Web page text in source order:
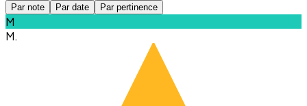
Par note Par date Par pertinence
M
M.